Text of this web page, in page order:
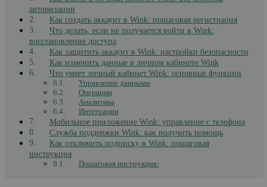
авторизации
Как создать аккаунт в Wink: пошаговая регистрация
Что делать, если не получается войти в Wink:
восстановление доступа
Как защитить аккаунт в Wink: настройки безопасности
Как изменить данные в личном кабинете Wink
Что умеет личный кабинет Wink: основные функции
Управление данными
Операции
Аналитика
Интеграции
Мобильное приложение Wink: управление с телефона
Служба поддержки Wink: как получить помощь
Как отключить подписку в Wink: пошаговая
инструкция
Пошаговая инструкция: